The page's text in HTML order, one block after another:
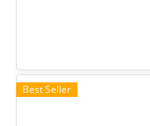
Best Seller